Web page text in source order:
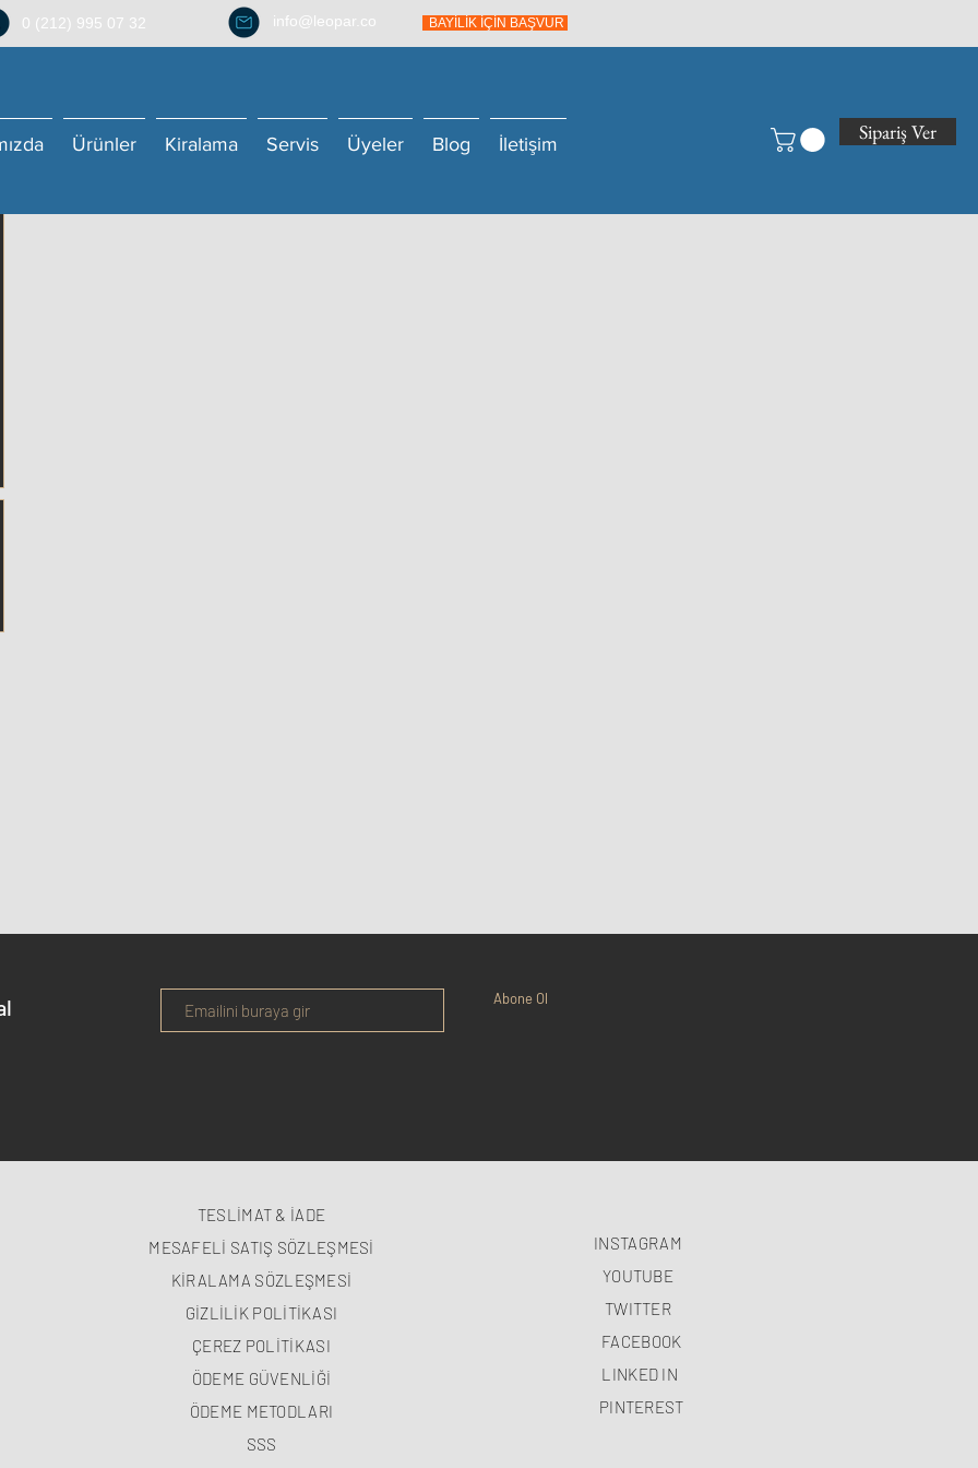
0 (212) 995 07 32 info@leopar.co BAYİLİK İÇİN BAŞVUR
Ürünler Kiralama Servis Üyeler Blog İletişim Sipariş Ver
Abone Ol
TESLİMAT & İADE
MESAFELİ SATIŞ SÖZLEŞMESİ
KİRALAMA SÖZLEŞMESİ
GİZLİLİK POLİTİKASI
ÇEREZ POLİTİKASI
ÖDEME GÜVENLİĞİ
ÖDEME METODLARI
SSS
INSTAGRAM
YOUTUBE
TWITTER
FACEBOOK
LINKED IN
PINTEREST